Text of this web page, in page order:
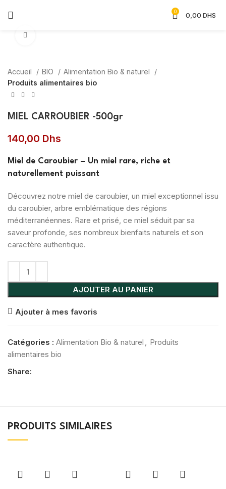
0 0,00 DHS
Accueil BIO
Alimentation Bio & naturel
Produits alimentaires bio
MIEL CARROUBIER -500gr
140,00 Dhs
Miel de Caroubier – Un miel rare, riche et
naturellement puissant
Découvrez notre miel de caroubier, un miel exceptionnel issu
du caroubier, arbre emblématique des régions
méditerranéennes. Rare et prisé, ce miel séduit par sa
saveur profonde, ses nombreux bienfaits naturels et son
caractère authentique.
AJOUTER AU PANIER
Ajouter à mes favoris
Catégories : Alimentation Bio & naturel , Produits
alimentaires bio
Share:
PRODUITS SIMILAIRES